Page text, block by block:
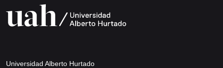
Universidad Alberto Hurtado